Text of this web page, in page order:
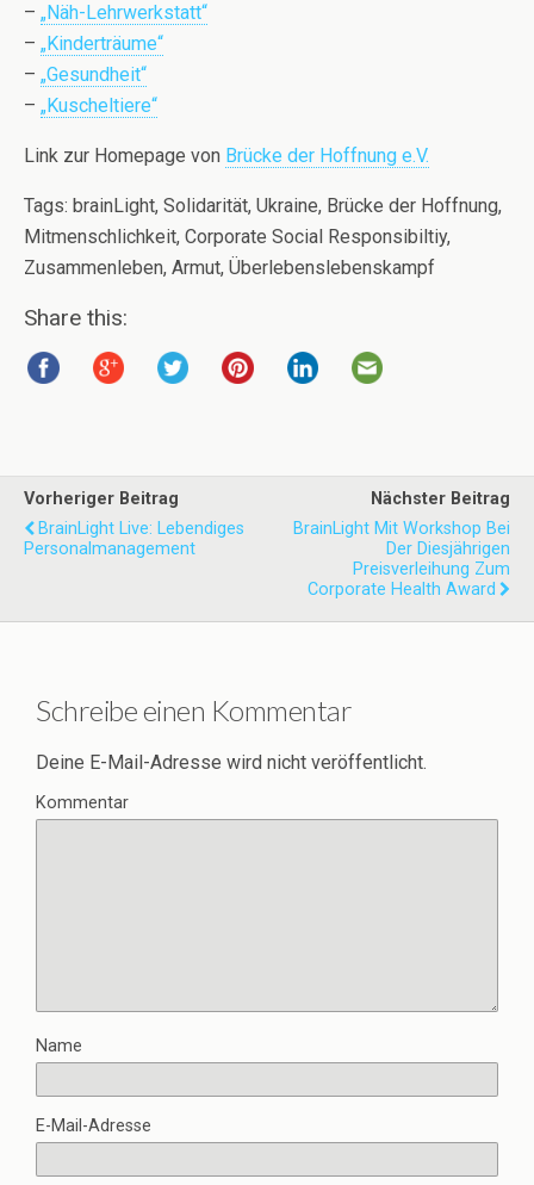
– „Näh-Lehrwerkstatt“
– „Kinderträume“
– „Gesundheit“
– „Kuscheltiere“
Link zur Homepage von Brücke der Hoffnung e.V.
Tags: brainLight, Solidarität, Ukraine, Brücke der Hoffnung,
Mitmenschlichkeit, Corporate Social Responsibiltiy,
Zusammenleben, Armut, Überlebenslebenskampf
Share this:
Vorheriger Beitrag
BrainLight Live: Lebendiges
Personalmanagement
Nächster Beitrag
BrainLight Mit Workshop Bei
Der Diesjährigen
Preisverleihung Zum
Corporate Health Award
Schreibe einen Kommentar
Deine E-Mail-Adresse wird nicht veröffentlicht.
Kommentar
Name
E-Mail-Adresse